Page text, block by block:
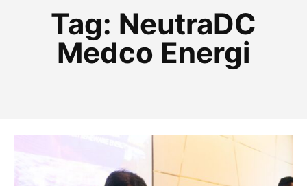
Tag: NeutraDC
Medco Energi